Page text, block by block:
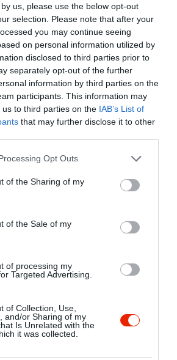
us, please use the below opt-out
selection. Please note that after your
you may continue seeing
on personal information utilized by
disclosed to third parties prior to
separately opt-out of the further
information by third parties on the
participants. This information may
to third parties on the IAB’s List of
that may further disclose it to other
website/app uses one or more Google
or usage behaviour. You may click to
to Google and its third-party tags to
specified purposes in below Google
Opt Outs
of the Sharing of my
of the Sale of my
of processing my
Targeted Advertising.
of Collection, Use,
and/or Sharing of my
Is Unrelated with the
it was collected.
Értékeld Te is
5 9
4 0
1
2 2
1 4
Finom ételek,hatalmas
Jelentés
álltunk meg ebédelni.Sajnos.
A levesben ehetetlenül főtlen
volt a zöldség.Ezután egy órát